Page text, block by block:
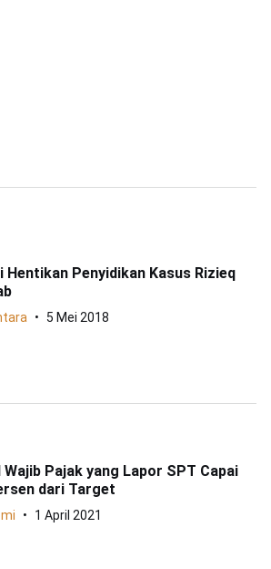
Hentikan Penyidikan Kasus Rizieq
5 Mei 2018
Wajib Pajak yang Lapor SPT Capai
dari Target
1 April 2021